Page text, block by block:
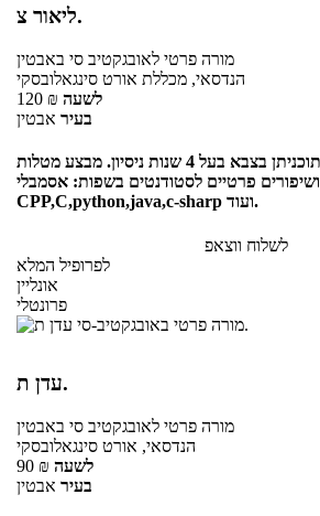
ליאור צ.
מורה פרטי לאובגקטיב סי באבטין
הנדסאי, מכללת אורט סינגאלובסקי
120 ₪ לשעה
בעיר אבטין
הנדסאי תוכנה ותוכניתן בצבא בעל 4 שנות ניסיון. מבצע מטלות
ושיפורים פרטיים לסטודנטים בשפות: אסמבלי,
CPP,C,python,java,c-sharp ועוד.
לשלוח ווצאפ
לפרופיל המלא
אונליין
פרונטלי
עדן ת.
מורה פרטי לאובגקטיב סי באבטין
הנדסאי, אורט סינגאלובסקי
90 ₪ לשעה
בעיר אבטין